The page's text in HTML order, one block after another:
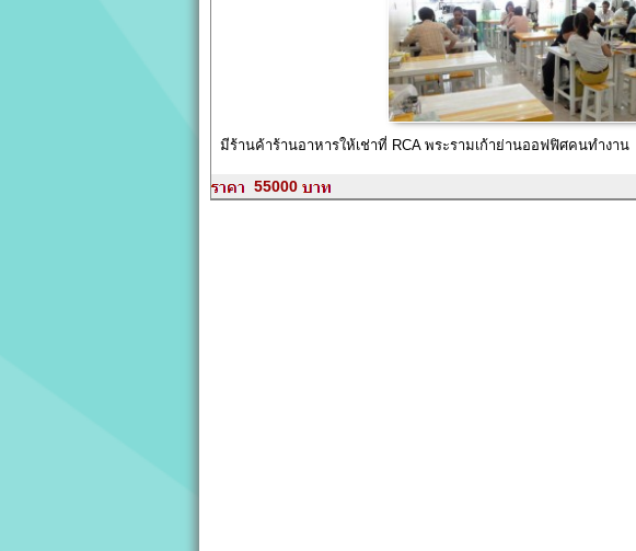
มีร้านค้าร้านอาหารให้เช่าที่ RCA พระรามเก้าย่านออฟฟิศคนทำงาน
55000